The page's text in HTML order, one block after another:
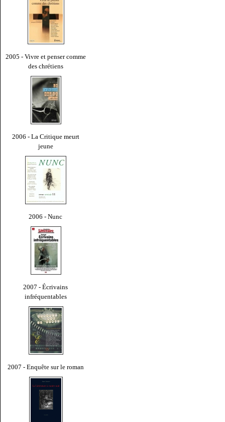
2005 - Vivre et penser comme
des chrétiens
2006 - La Critique meurt
jeune
2006 - Nunc
2007 - Écrivains
infréquentables
2007 - Enquête sur le roman